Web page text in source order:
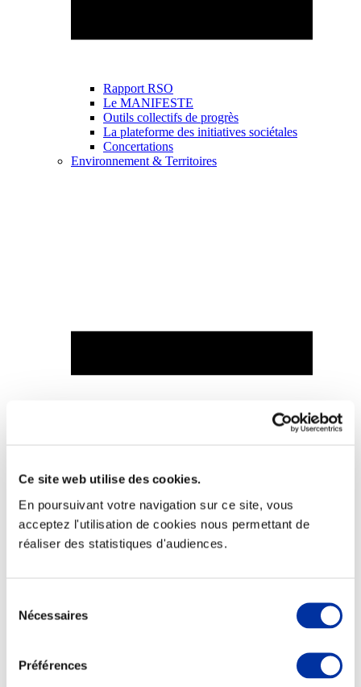
Ce site web utilise des cookies.
En poursuivant votre navigation sur ce site, vous
acceptez l'utilisation de cookies nous permettant de
réaliser des statistiques d'audiences.
Nécessaires
Préférences
Rapport RSO
Le MANIFESTE
Outils collectifs de progrès
La plateforme des initiatives sociétales
Concertations
Environnement & Territoires
Economie de ressources
Bien-être, Protection et Santé des animaux